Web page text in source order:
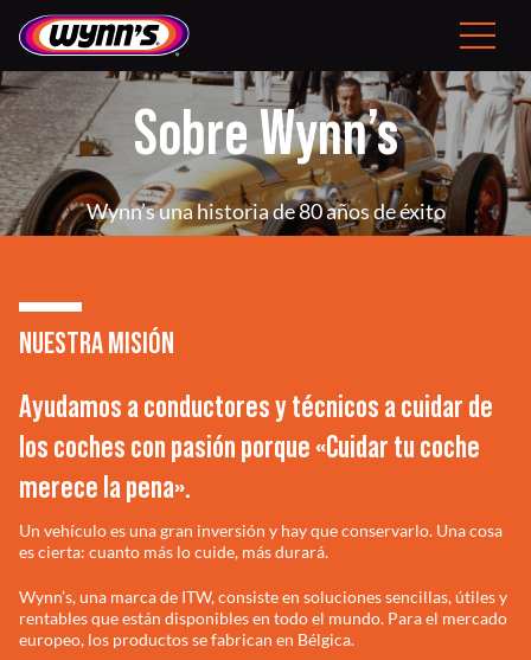
content
Toggle
Consumidor
ES
Noticias
Sobre Wynn’s
Wynn’s una historia de 80 años de éxito
NUESTRA MISIÓN
Ayudamos a conductores y técnicos a cuidar de
los coches con pasión porque «Cuidar tu coche
merece la pena».
Un vehículo es una gran inversión y hay que conservarlo. Una cosa
es cierta: cuanto más lo cuide, más durará.
Wynn’s, una marca de ITW, consiste en soluciones sencillas, útiles y
rentables que están disponibles en todo el mundo. Para el mercado
europeo, los productos se fabrican en Bélgica.